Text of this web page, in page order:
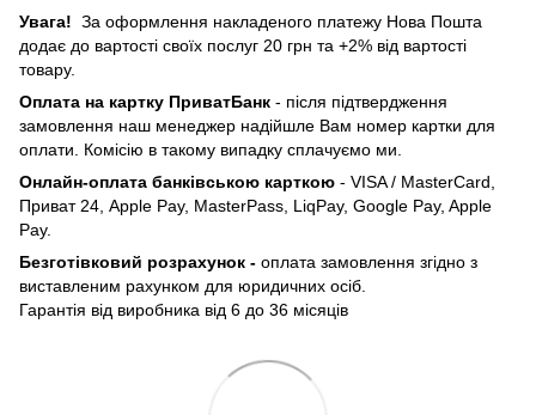
Увага! За оформлення накладеного платежу Нова Пошта
додає до вартості своїх послуг 20 грн та +2% від вартості
товару.
Оплата на картку ПриватБанк - після підтвердження
замовлення наш менеджер надійшле Вам номер картки для
оплати. Комісію в такому випадку сплачуємо ми.
Онлайн-оплата банківською карткою - VISA / MasterCard,
Приват 24, Apple Pay, MasterPass, LiqPay, Google Pay, Apple
Pay.
Безготівковий розрахунок - оплата замовлення згідно з
виставленим рахунком для юридичних осіб.
Гарантія від виробника від 6 до 36 місяців